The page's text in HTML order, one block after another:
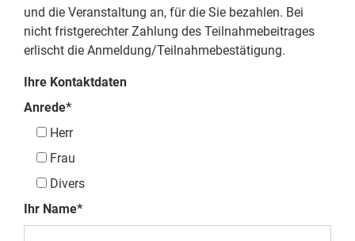
und die Veranstaltung an, für die Sie bezahlen. Bei
nicht fristgerechter Zahlung des Teilnahmebeitrages
erlischt die Anmeldung/Teilnahmebestätigung.
Ihre Kontaktdaten
Anrede*
Herr
Frau
Divers
Ihr Name*